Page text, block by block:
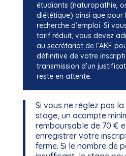
étudiants (naturopathie,
diététique) ainsi que pour
recherche d’emploi. Si
tarif réduit, vous devez
au secrétariat de l’AKF
définitive de votre
transmission d’un
reste en attente.
Si vous ne réglez pas
stage, un acompte
remboursable de 70 €
enregistrer votre
ferme. Si le nombre de